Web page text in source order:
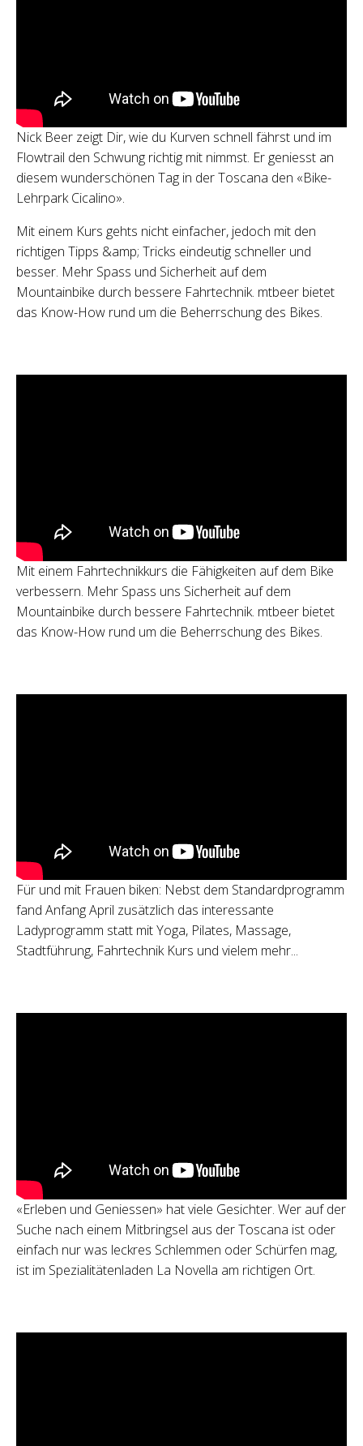
Nick Beer zeigt Dir, wie du Kurven schnell fährst und im
Flowtrail den Schwung richtig mit nimmst. Er geniesst an
diesem wunderschönen Tag in der Toscana den «Bike-
Lehrpark Cicalino».
Mit einem Kurs gehts nicht einfacher, jedoch mit den
richtigen Tipps &amp; Tricks eindeutig schneller und
besser. Mehr Spass und Sicherheit auf dem
Mountainbike durch bessere Fahrtechnik. mtbeer bietet
das Know-How rund um die Beherrschung des Bikes.
Mit einem Fahrtechnikkurs die Fähigkeiten auf dem Bike
verbessern. Mehr Spass uns Sicherheit auf dem
Mountainbike durch bessere Fahrtechnik. mtbeer bietet
das Know-How rund um die Beherrschung des Bikes.
Für und mit Frauen biken: Nebst dem Standardprogramm
fand Anfang April zusätzlich das interessante
Ladyprogramm statt mit Yoga, Pilates, Massage,
Stadtführung, Fahrtechnik Kurs und vielem mehr...
«Erleben und Geniessen» hat viele Gesichter. Wer auf der
Suche nach einem Mitbringsel aus der Toscana ist oder
einfach nur was leckres Schlemmen oder Schürfen mag,
ist im Spezialitätenladen La Novella am richtigen Ort.